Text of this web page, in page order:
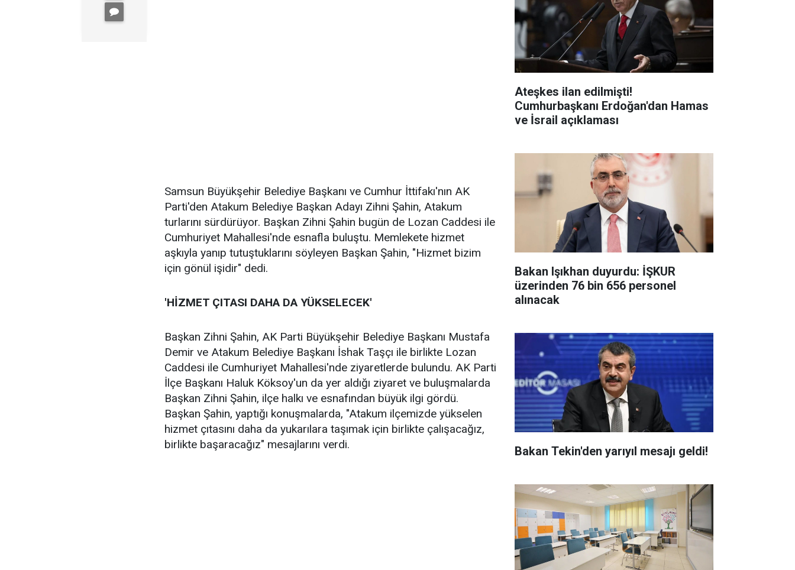
Samsun Büyükşehir Belediye Başkanı ve Cumhur İttifakı'nın AK
Parti'den Atakum Belediye Başkan Adayı Zihni Şahin, Atakum
turlarını sürdürüyor. Başkan Zihni Şahin bugün de Lozan Caddesi ile
Cumhuriyet Mahallesi'nde esnafla buluştu. Memlekete hizmet
aşkıyla yanıp tutuştuklarını söyleyen Başkan Şahin, "Hizmet bizim
için gönül işidir" dedi.
'HİZMET ÇITASI DAHA DA YÜKSELECEK'
Başkan Zihni Şahin, AK Parti Büyükşehir Belediye Başkanı Mustafa
Demir ve Atakum Belediye Başkanı İshak Taşçı ile birlikte Lozan
Caddesi ile Cumhuriyet Mahallesi'nde ziyaretlerde bulundu. AK Parti
İlçe Başkanı Haluk Köksoy'un da yer aldığı ziyaret ve buluşmalarda
Başkan Zihni Şahin, ilçe halkı ve esnafından büyük ilgi gördü.
Başkan Şahin, yaptığı konuşmalarda, "Atakum ilçemizde yükselen
hizmet çıtasını daha da yukarılara taşımak için birlikte çalışacağız,
birlikte başaracağız" mesajlarını verdi.
Ateşkes ilan edilmişti!
Cumhurbaşkanı Erdoğan'dan Hamas
ve İsrail açıklaması
Bakan Işıkhan duyurdu: İŞKUR
üzerinden 76 bin 656 personel
alınacak
Bakan Tekin'den yarıyıl mesajı geldi!